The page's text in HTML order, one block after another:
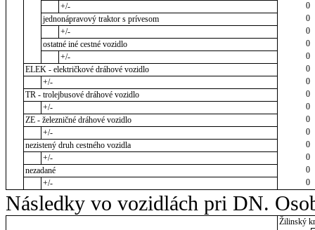
+/-
0
jednonápravový traktor s prívesom
0
+/-
0
ostatné iné cestné vozidlo
0
+/-
0
ELEK - električkové dráhové vozidlo
0
+/-
0
TR - trolejbusové dráhové vozidlo
0
+/-
0
ZE - železničné dráhové vozidlo
0
+/-
0
nezistený druh cestného vozidla
0
+/-
0
nezadané
0
+/-
0
Následky vo vozidlách pri DN.
Žilinský